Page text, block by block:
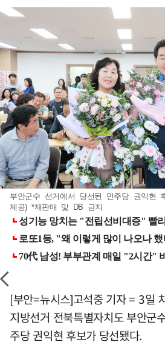
부안군수 선거에서 당선된 민주당 권익현
제공) *재판매 및 DB 금지
[부안=뉴시스]고석중 기자 = 3일
지방선거 전북특별자치도 부안군
주당 권익현 후보가 당선됐다.